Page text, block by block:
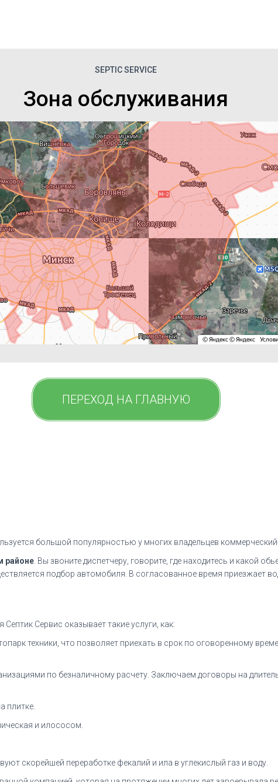
SEPTIC SERVICE
Зона обслуживания
ПЕРЕХОД НА ГЛАВНУЮ
большой популярностью у многих владельцев
районе . Вы звоните диспетчеру, говорите, где находитесь и какой
подбор автомобиля. В согласованное время приезжает
Сервис оказывает такие услуги, как:
техники, что позволяет приехать в срок по оговоренному
по безналичному расчету. Заключаем договоры на
плитке.
и илососом.
скорейшей переработке фекалий и ила в углекислый газ и воду.